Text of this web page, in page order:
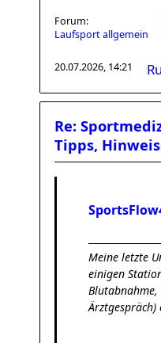
Forum:
Laufsport allgemein
20.07.2026, 14:21
Re:
Tipps,
Meine letzte
einigen
Blutabnahme,
Ärztgespräch)